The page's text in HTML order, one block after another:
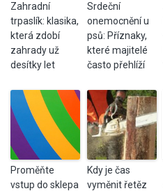
Zahradní
trpaslík: klasika,
která zdobí
zahrady už
desítky let
Srdeční
onemocnění u
psů: Příznaky,
které majitelé
často přehlíží
Proměňte
vstup do sklepa
Kdy je čas
vyměnit řetěz